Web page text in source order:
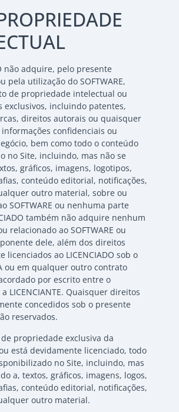
não adquire, pelo presente
pela utilização do SOFTWARE,
de propriedade intelectual ou
exclusivos, incluindo patentes,
direitos autorais ou quaisquer
confidenciais ou
bem como todo o conteúdo
no Site, incluindo, mas não se
gráficos, imagens, logotipos,
conteúdo editorial, notificações,
outro material, sobre ou
SOFTWARE ou nenhuma parte
também não adquire nenhum
relacionado ao SOFTWARE ou
dele, além dos direitos
licenciados ao LICENCIADO sob o
ou em qualquer outro contrato
por escrito entre o
a LICENCIANTE. Quaisquer direitos
concedidos sob o presente
reservados.
propriedade exclusiva da
ou está devidamente licenciado, todo
no Site, incluindo, mas
a, textos, gráficos, imagens, logos,
conteúdo editorial, notificações,
outro material.